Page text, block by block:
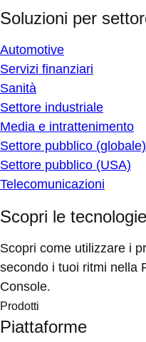
Soluzioni per
Automotive
Servizi finanziari
Sanità
Settore industriale
Media e intrattenimento
Settore pubblico (globale)
Settore pubblico (USA)
Telecomunicazioni
Scopri le
Scopri come utilizzare i
secondo i tuoi ritmi nella
Console.
Prodotti
Piattaforme